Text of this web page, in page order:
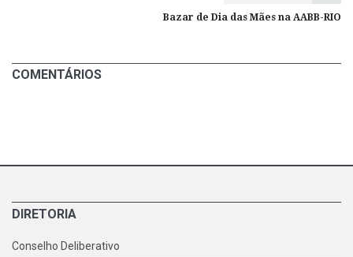
Bazar de Dia das Mães na AABB-RIO
COMENTÁRIOS
DIRETORIA
Conselho Deliberativo